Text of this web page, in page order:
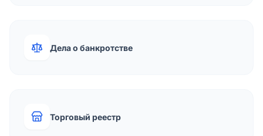
Дела о банкротстве
Торговый реестр